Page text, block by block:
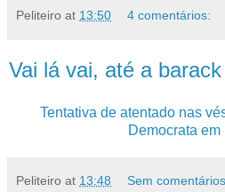
Peliteiro at 13:50 4 comentários:
Vai lá vai, até a
Tentativa de atentado nas
Democrata em
Peliteiro at 13:48 Sem